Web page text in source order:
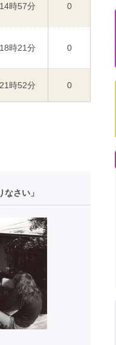
時57分 0
時21分 0
時52分 0
さい」